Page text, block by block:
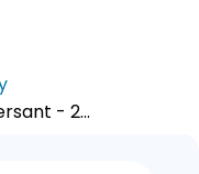
- 2...